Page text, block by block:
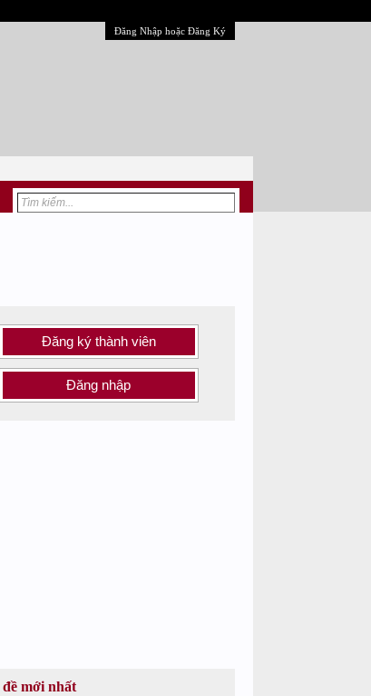
Đăng Nhập hoặc Đăng Ký
Đăng ký thành viên
Đăng nhập
mới nhất